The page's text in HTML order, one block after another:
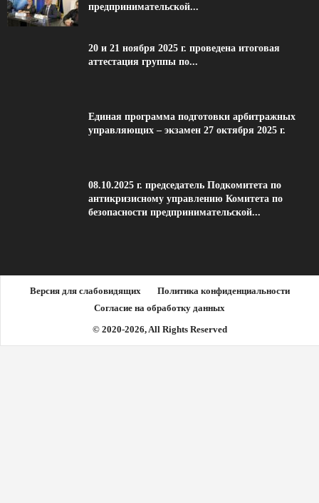
предпринимательской...
20 и 21 ноября 2025 г. проведена итоговая
аттестация группы по...
Единая программа подготовки арбитражных
управляющих – экзамен 27 октября 2025 г.
08.10.2025 г. председатель Подкомитета по
антикризисному управлению Комитета по
безопасности предпринимательской...
Версия для слабовидящих
Политика конфиденциальности
Согласие на обработку данных
© 2020-2026, All Rights Reserved